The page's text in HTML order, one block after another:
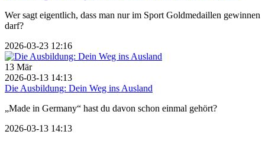
Wer sagt eigentlich, dass man nur im Sport Goldmedaillen gewinnen
darf?
2026-03-23 12:16
13 Mär
2026-03-13 14:13
Die Ausbildung: Dein Weg ins Ausland
„Made in Germany“ hast du davon schon einmal gehört?
2026-03-13 14:13